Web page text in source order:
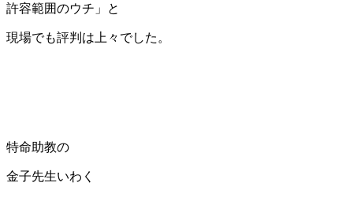
許容範囲のウチ」と
現場でも評判は上々でした。
特命助教の
金子先生いわく